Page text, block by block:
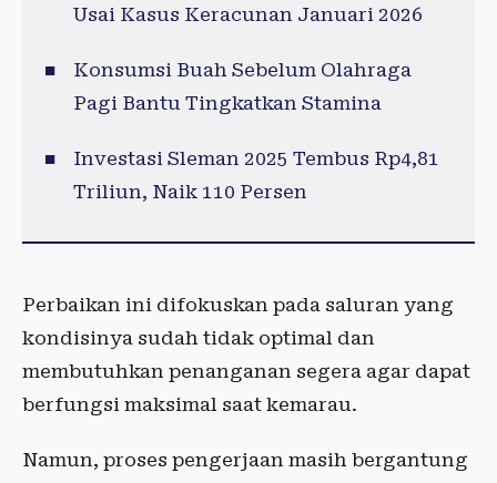
Usai Kasus Keracunan Januari 2026
Konsumsi Buah Sebelum Olahraga
Pagi Bantu Tingkatkan Stamina
Investasi Sleman 2025 Tembus Rp4,81
Triliun, Naik 110 Persen
Perbaikan ini difokuskan pada saluran yang
kondisinya sudah tidak optimal dan
membutuhkan penanganan segera agar dapat
berfungsi maksimal saat kemarau.
Namun, proses pengerjaan masih bergantung